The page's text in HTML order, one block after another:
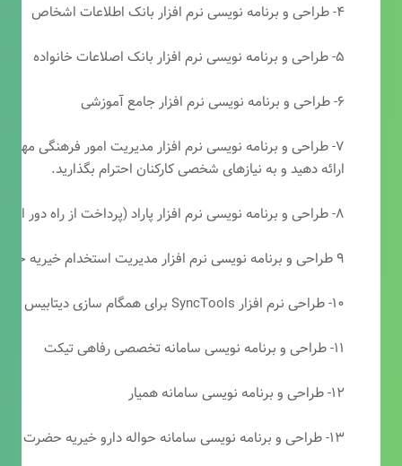
۴- طراحی و برنامه نویسی نرم افزار بانک اطلاعات اشخاص
۵- طراحی و برنامه نویسی نرم افزار بانک اصلاعات خانواده
۶- طراحی و برنامه نویسی نرم افزار جامع آموزشی
۷- طراحی و برنامه نویسی نرم افزار مدیریت امور فرهنگی
ارائه دهید و به نیازهای شخصی کارکنان احترام بگذارید.
۸- طراحی و برنامه نویسی نرم افزار پاراد (پرداخت از راه دور انجمن مددکاری امام زمان(عج))
۹ طراحی و برنامه نویسی نرم افزار مدیریت استخدام خیریه حضرت ابوالفضل (ع)
۱۰- طراحی نرم افزار SyncTools برای همگام سازی دیتابیس های SQL Server
۱۱- طراحی و برنامه نویسی سامانه تخصصی رفاهی تیکت
۱۲- طراحی و برنامه نویسی سامانه همیار
۱۳- طراحی و برنامه نویسی سامانه حواله دارو خیریه حضرت ابوالفضل (ع)